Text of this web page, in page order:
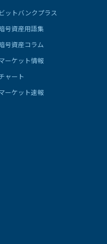
ビットバンクプラス
号資産用語集
号資産コラム
ーケット情報
ャート
ーケット速報